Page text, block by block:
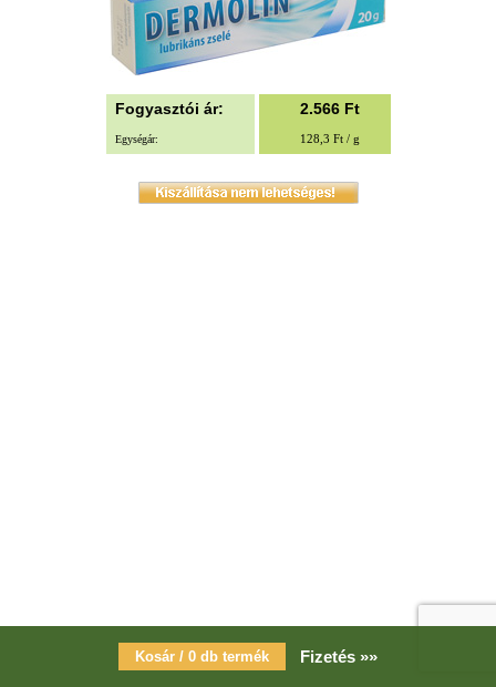
Fizetés »»
Fogyasztói ár: 2.566Ft
Egységár: 128,3 Ft / g